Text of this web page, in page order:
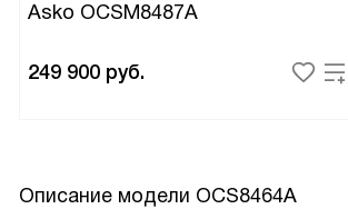
Asko OCSM8487A
249 900 руб.
Описание модели OCS8464A